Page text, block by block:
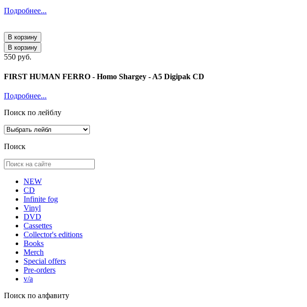
Подробнее...
В корзину
В корзину
550 руб.
FIRST HUMAN FERRO - Homo Shargey - A5 Digipak CD
Подробнее...
Поиск по лейблу
Поиск
NEW
CD
Infinite fog
Vinyl
DVD
Cassettes
Collector's editions
Books
Merch
Special offers
Pre-orders
v/a
Поиск по алфавиту